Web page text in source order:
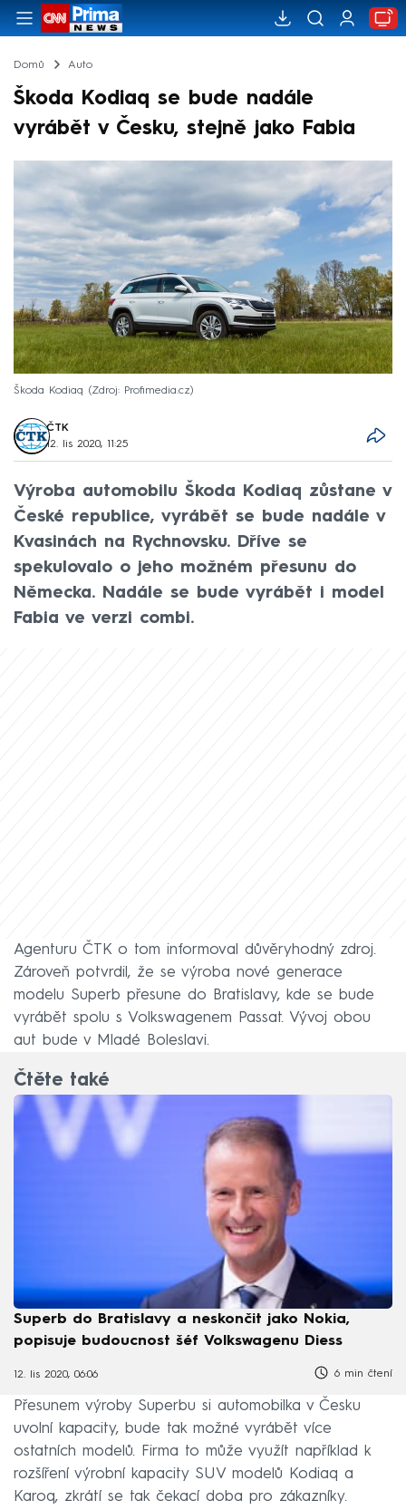
Domů Auto
Škoda Kodiaq se bude nadále
vyrábět v Česku, stejně jako Fabia
Škoda Kodiaq Zdroj: Profimedia.cz
ČTK
12. lis 2020, 11:25
Výroba automobilu Škoda Kodiaq zůstane v
České republice, vyrábět se bude nadále v
Kvasinách na Rychnovsku. Dříve se
spekulovalo o jeho možném přesunu do
Německa. Nadále se bude vyrábět i model
Fabia ve verzi combi.
Agenturu ČTK o tom informoval důvěryhodný zdroj.
Zároveň potvrdil, že se výroba nové generace
modelu Superb přesune do Bratislavy, kde se bude
vyrábět spolu s Volkswagenem Passat. Vývoj obou
aut bude v Mladé Boleslavi.
Čtěte také
Superb do Bratislavy a neskončit jako Nokia,
popisuje budoucnost šéf Volkswagenu Diess
12. lis 2020, 06:06 6 min čtení
Přesunem výroby Superbu si automobilka v Česku
uvolní kapacity, bude tak možné vyrábět více
ostatních modelů. Firma to může využít například k
rozšíření výrobní kapacity SUV modelů Kodiaq a
Karoq, zkrátí se tak čekací doba pro zákazníky.